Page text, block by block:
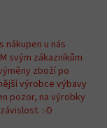
nákupen u nás
svým zákazníkům
zboží po
výrobce výbavy
pozor, na výrobky
:-D